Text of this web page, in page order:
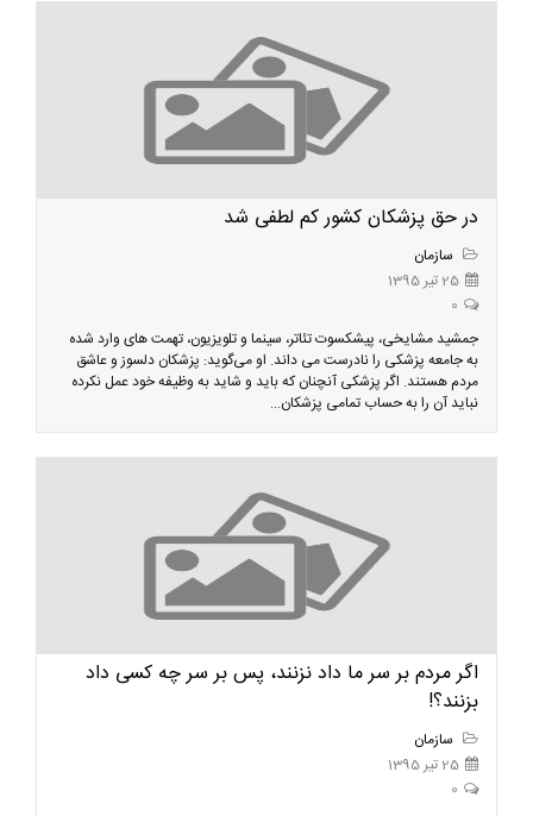
در حق پزشکان کشور کم لطفی شد
سازمان
25 تیر 1395
0
جمشید مشایخی، پیشکسوت تئاتر، سینما و تلویزیون، تهمت های وارد شده
به جامعه پزشکی را نادرست می داند. او می‌گوید: پزشکان دلسوز و عاشق
مردم هستند. اگر پزشکی آنچنان که باید و شاید به وظیفه خود عمل نکرده
نباید آن را به حساب تمامی پزشکان...
اگر مردم بر سر ما داد نزنند، پس بر سر چه كسى داد
بزنند؟!
سازمان
25 تیر 1395
0